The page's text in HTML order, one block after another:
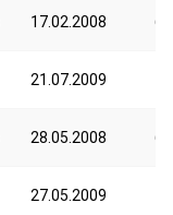
17.02.2008
21.07.2009
28.05.2008
27.05.2009